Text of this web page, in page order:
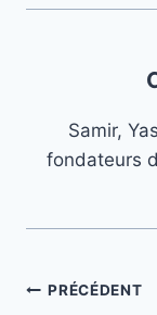
Samir,
fondateurs
PRÉCÉDENT